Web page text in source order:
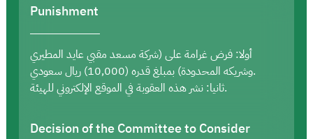
Punishment
أولا: فرض غرامة على (شركة مسعد مقبي عايد المطيري
وشريكه المحدودة) بمبلغ قدره (10,000) ريال سعودي.
ثانيا: نشر هذه العقوبة في الموقع الإلكتروني للهيئة.
Decision of the Committee to Consider